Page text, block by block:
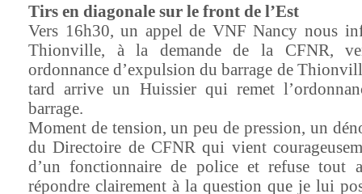
Tirs en diagonale sur le front de l’Est
Vers 16h30, un appel de VNF Nancy nous
Thionville, à la demande de la CFNR,
ordonnance d’expulsion du barrage de
tard arrive un Huissier qui remet
barrage.
Moment de tension, un peu de pression, un
du Directoire de CFNR qui vient
d’un fonctionnaire de police et refuse tout
répondre clairement à la question que je lui